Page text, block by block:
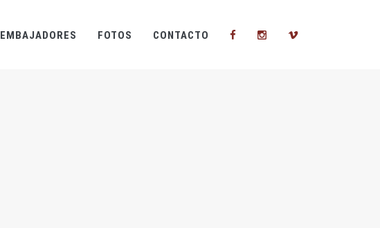
EMBAJADORES FOTOS CONTACTO